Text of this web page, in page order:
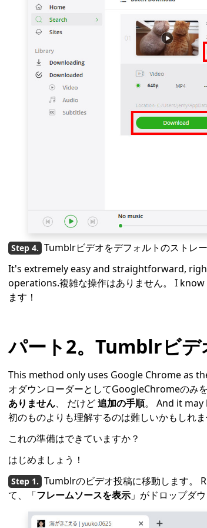
Tumblrビデオをデフォルトのストレ
It's extremely easy and straightforward,
operations.複雑な操作はありません。 I
ます！
パート2。Tumblrビ
This method only uses Google Chrome as
オダウンローダーとしてGoogleChromeのみ
ありません、 だけど追加の手順。 And it
初のものよりも理解するのは難しいかもしれま
これの準備はできていますか？
はじめましょう！
Tumblrのビデオ投稿に移動します。
て、「フレームソースを表示」がドロップダ